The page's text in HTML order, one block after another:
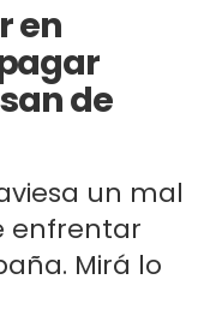
en
de
un mal
enfrentar
Mirá lo